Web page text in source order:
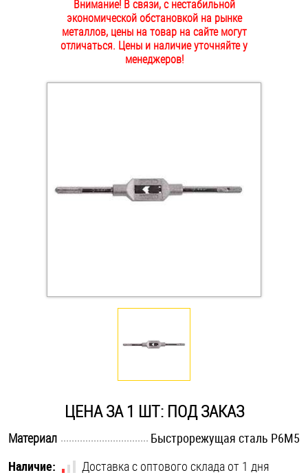
ОПЛАТА И ДОСТАВКА
НАШИ МАГАЗИНЫ
Втулки
Крюки, кольца с шурупной резьбой
Оснастка и аксессуары для яхт
Саморезы и шурупы
Стопорные кольца
Внимание! В связи, с нестабильной
экономической обстановкой на рынке
металлов, цены на товар на сайте могут
отличаться. Цены и наличие уточняйте у
менеджеров!
ЦЕНА ЗА 1 ШТ: ПОД ЗАКАЗ
Материал
Быстрорежущая сталь Р6М5
Наличие:
Доставка с оптового склада от 1 дня